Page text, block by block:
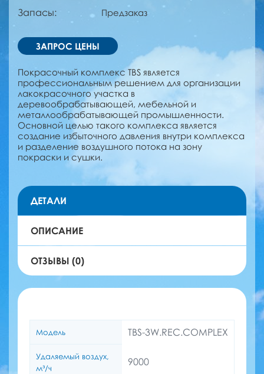
Запасы:
Предзаказ
ЗАПРОС ЦЕНЫ
Покрасочный комплекс TBS является
профессиональным решением для организации
лакокрасочного участка в
деревообрабатывающей, мебельной и
металлообрабатывающей промышленности.
Основной целью такого комплекса является
создание избыточного давления внутри комплекса
и разделение воздушного потока на зону
покраски и сушки.
ДЕТАЛИ
ОПИСАНИЕ
ОТЗЫВЫ (0)
Модель TBS-3W.REC.COMPLEX
Удаляемый воздух,
м³/ч
9000